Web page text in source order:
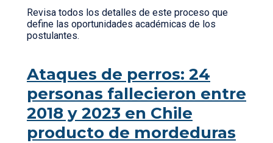
Revisa todos los detalles de este proceso que
define las oportunidades académicas de los
postulantes.
Ataques de perros: 24
personas fallecieron entre
2018 y 2023 en Chile
producto de mordeduras